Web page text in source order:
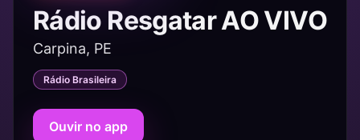
Rádio Resgatar AO VIVO
Carpina, PE
Rádio Brasileira
Ouvir no app